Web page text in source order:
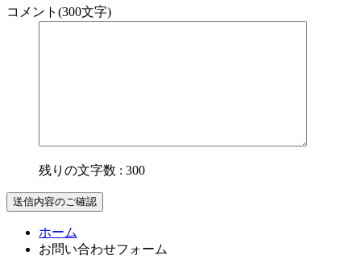
コメント(300文字)
残りの文字数 : 300
ホーム
お問い合わせフォーム